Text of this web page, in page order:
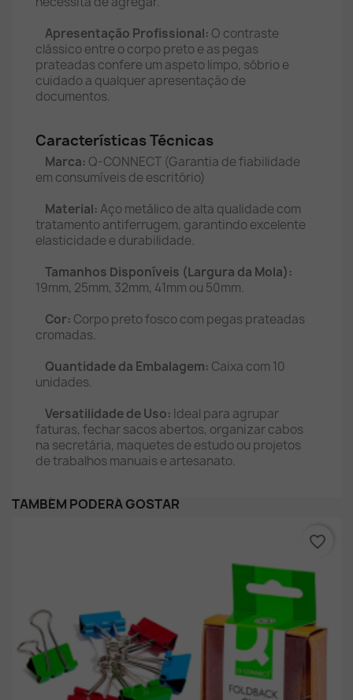
Apresentação Profissional: O contraste
clássico entre o corpo preto e as pegas
prateadas confere um aspeto limpo, sóbrio e
cuidado a qualquer apresentação de
documentos.
Características Técnicas
Marca: Q-CONNECT (Garantia de fiabilidade
em consumíveis de escritório)
Material:Aço metálico de alta qualidade com
tratamento antiferrugem, garantindo excelente
elasticidade e durabilidade.
Tamanhos Disponíveis (Largura da Mola):
19mm, 25mm, 32mm, 41mm ou 50mm.
Cor: Corpo preto fosco com pegas prateadas
cromadas.
Quantidade da Embalagem: Caixa com 10
unidades.
Versatilidade de Uso: Ideal para agrupar
faturas, fechar sacos abertos, organizar cabos
na secretária, maquetes de estudo ou projetos
de trabalhos manuais e artesanato.
TAMBÉM PODERÁ GOSTAR
favorite_border